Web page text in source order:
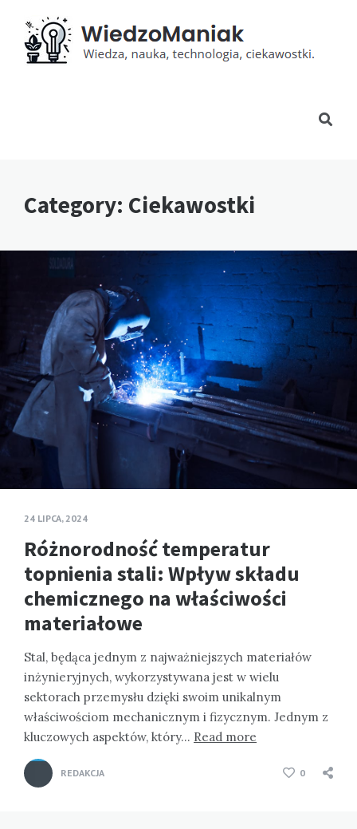
Category: Ciekawostki
24 LIPCA, 2024
Różnorodność temperatur
topnienia stali: Wpływ składu
chemicznego na właściwości
materiałowe
Stal, będąca jednym z najważniejszych materiałów
inżynieryjnych, wykorzystywana jest w wielu
sektorach przemysłu dzięki swoim unikalnym
właściwościom mechanicznym i fizycznym. Jednym z
kluczowych aspektów, który… Read more
REDAKCJA 0